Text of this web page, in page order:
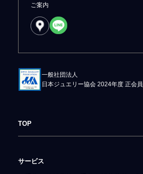
ご案内
一般社団法人
日本ジュエリー協会 2024年度 正会員
TOP
サービス